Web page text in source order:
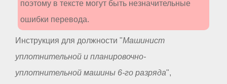
поэтому в тексте могут быть незначительные
ошибки перевода.
Инструкция для должности "Машинист
уплотнительной и планировочно-
уплотнительной машины 6-го разряда",